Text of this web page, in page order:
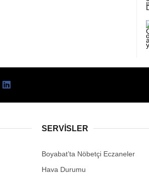
SERVISLER
Boyabat’ta Nöbetçi Eczaneler
Hava Durumu